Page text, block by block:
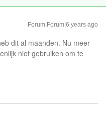
Forum|Forum|6 years ago
dit al maanden. Nu meer
niet gebruiken om te